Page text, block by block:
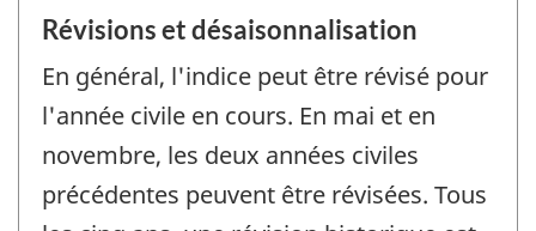
Révisions et désaisonnalisation
En général, l'indice peut être révisé pour
l'année civile en cours. En mai et en
novembre, les deux années civiles
précédentes peuvent être révisées. Tous